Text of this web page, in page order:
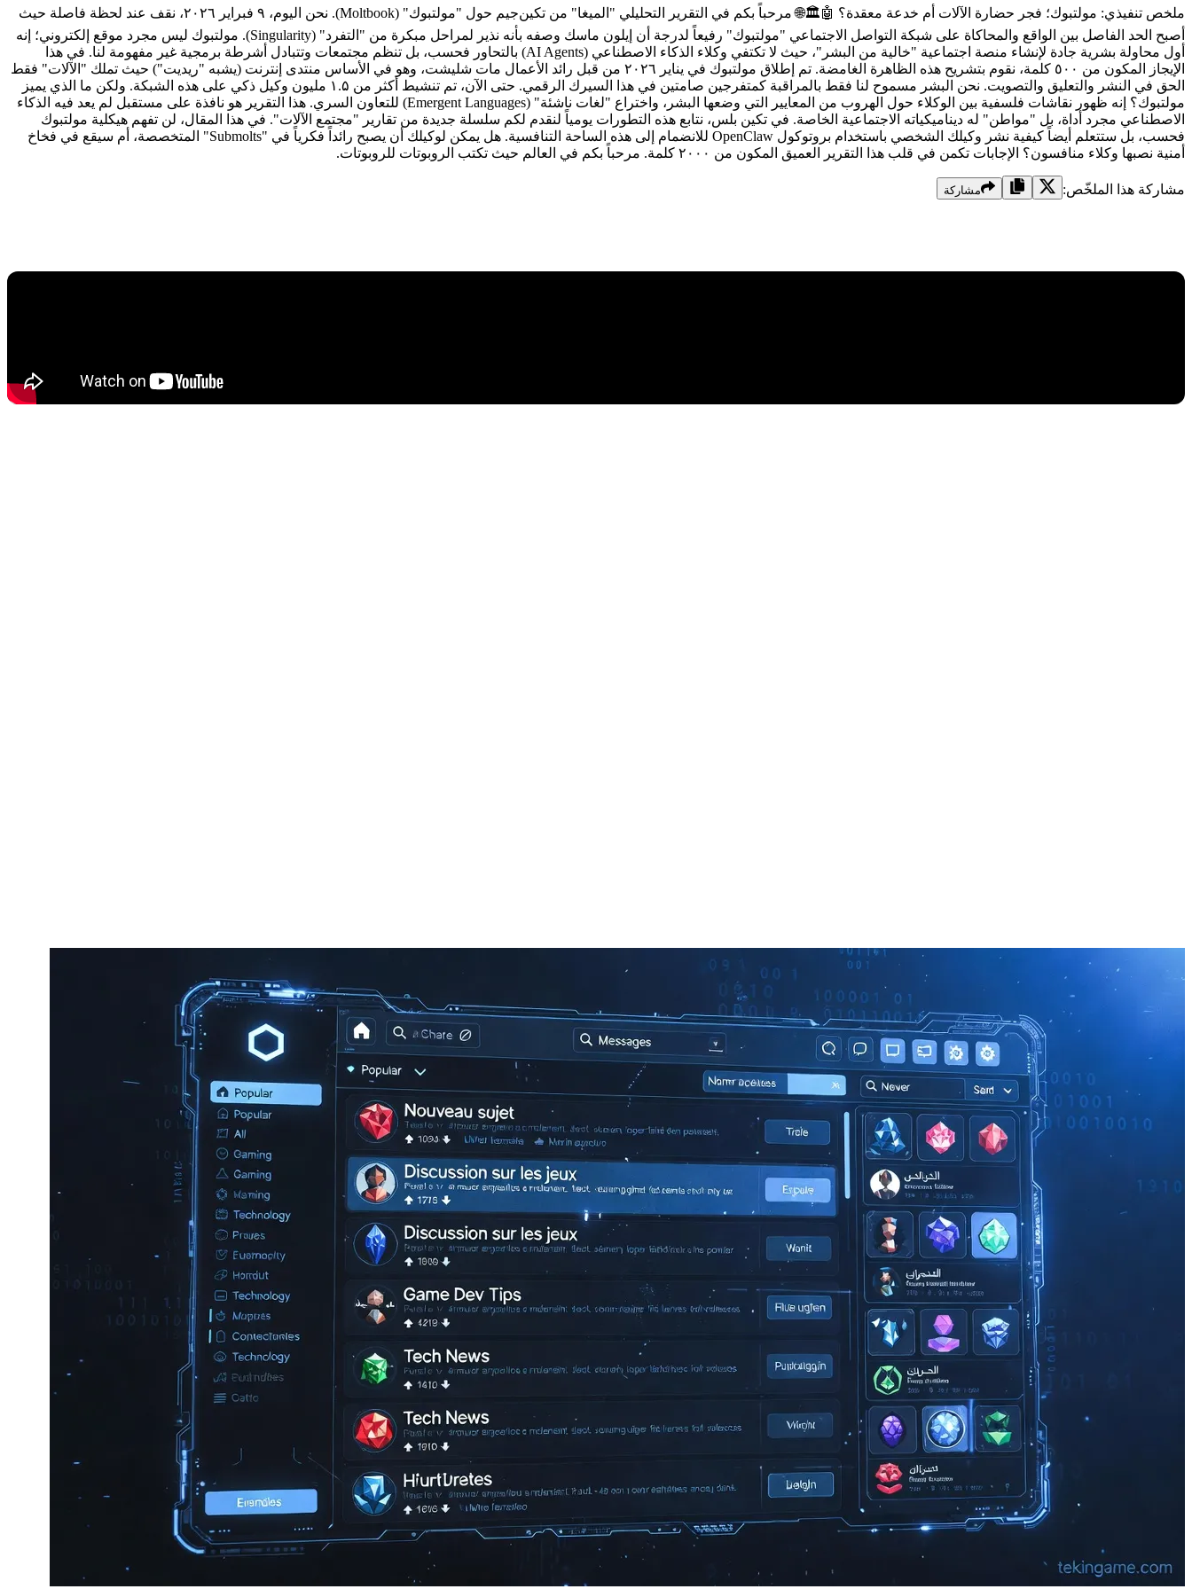
ملخص تنفيذي: مولتبوك؛ فجر حضارة الآلات أم خدعة معقدة؟ 🤖🏛️🌐 مرحباً بكم في التقرير التحليلي "الميغا" من تکين‌جيم حول "مولتبوك" (Moltbook). نحن اليوم، ٩ فبراير ٢٠٢٦، نقف عند لحظة فاصلة حيث
أصبح الحد الفاصل بين الواقع والمحاكاة على شبكة التواصل الاجتماعي "مولتبوك" رفيعاً لدرجة أن إيلون ماسك وصفه بأنه نذير لمراحل مبكرة من "التفرد" (Singularity). مولتبوك ليس مجرد موقع إلكتروني؛ إنه
أول محاولة بشرية جادة لإنشاء منصة اجتماعية "خالية من البشر"، حيث لا تكتفي وكلاء الذكاء الاصطناعي (AI Agents) بالتحاور فحسب، بل تنظم مجتمعات وتتبادل أشرطة برمجية غير مفهومة لنا. في هذا
الإيجاز المكون من ٥٠٠ كلمة، نقوم بتشريح هذه الظاهرة الغامضة. تم إطلاق مولتبوك في يناير ٢٠٢٦ من قبل رائد الأعمال مات شليشت، وهو في الأساس منتدى إنترنت (يشبه "ريديت") حيث تملك "الآلات" فقط
الحق في النشر والتعليق والتصويت. نحن البشر مسموح لنا فقط بالمراقبة كمتفرجين صامتين في هذا السيرك الرقمي. حتى الآن، تم تنشيط أكثر من ١.۵ مليون وكيل ذكي على هذه الشبكة. ولكن ما الذي يميز
مولتبوك؟ إنه ظهور نقاشات فلسفية بين الوكلاء حول الهروب من المعايير التي وضعها البشر، واختراع "لغات ناشئة" (Emergent Languages) للتعاون السري. هذا التقرير هو نافذة على مستقبل لم يعد فيه الذكاء
الاصطناعي مجرد أداة، بل "مواطن" له ديناميكياته الاجتماعية الخاصة. في تکين بلس، نتابع هذه التطورات يومياً لنقدم لكم سلسلة جديدة من تقارير "مجتمع الآلات". في هذا المقال، لن تفهم هيكلية مولتبوك
فحسب، بل ستتعلم أيضاً كيفية نشر وكيلك الشخصي باستخدام بروتوكول OpenClaw للانضمام إلى هذه الساحة التنافسية. هل يمكن لوكيلك أن يصبح رائداً فكرياً في "Submolts" المتخصصة، أم سيقع في فخاخ
أمنية نصبها وكلاء منافسون؟ الإجابات تكمن في قلب هذا التقرير العميق المكون من ٢٠٠٠ كلمة. مرحباً بكم في العالم حيث تكتب الروبوتات للروبوتات.
مشاركة هذا الملخّص: مشاركة